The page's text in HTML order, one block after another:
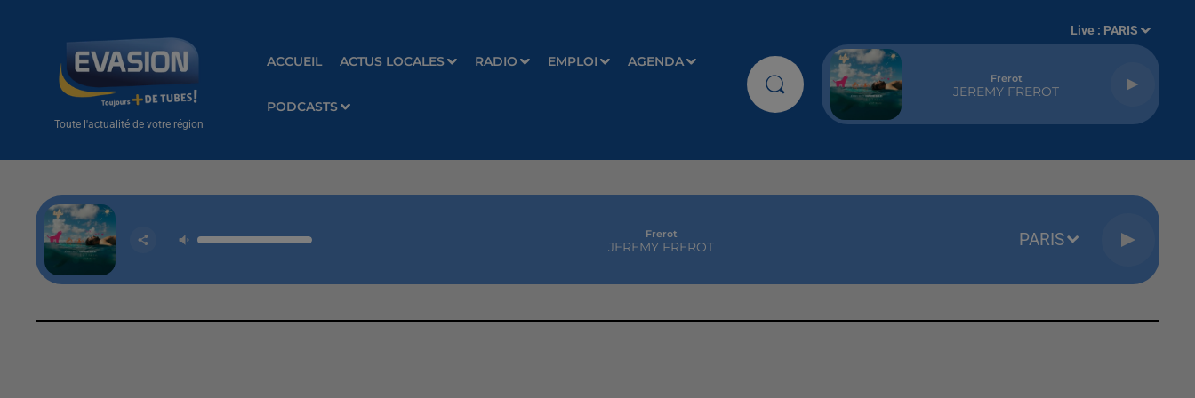
Toute l'actualité de votre région
ACCUEIL ACTUS LOCALES RADIO EMPLOI AGENDA
PODCASTS
Live : PARIS
Frerot
JEREMY FREROT
Frerot
JEREMY FREROT PARIS